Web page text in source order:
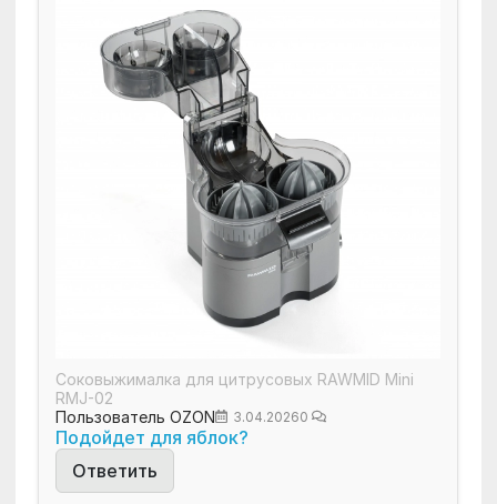
Соковыжималка для цитрусовых RAWMID Mini
RMJ-02
Пользователь OZON
3.04.20260
Подойдет для яблок?
Ответить